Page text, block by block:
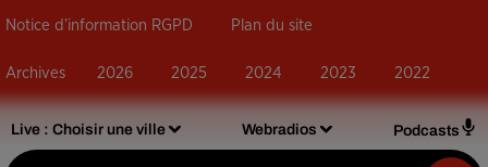
Live : Choisir une ville Webradios Podcasts
Notice d’information RGPD Plan du site
Archives 2026 2025 2024 2023 2022